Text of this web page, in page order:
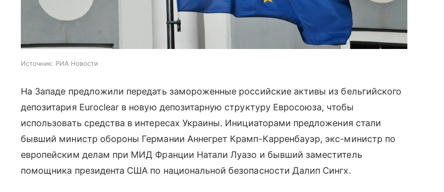
Источник: РИА Новости
На Западе предложили передать замороженные российские активы из бельгийского
депозитария Euroclear в новую депозитарную структуру Евросоюза, чтобы
использовать средства в интересах Украины. Инициаторами предложения стали
бывший министр обороны Германии Аннегрет Крамп-Карренбауэр, экс-министр по
европейским делам при МИД Франции Натали Луазо и бывший заместитель
помощника президента США по национальной безопасности Далип Сингх.